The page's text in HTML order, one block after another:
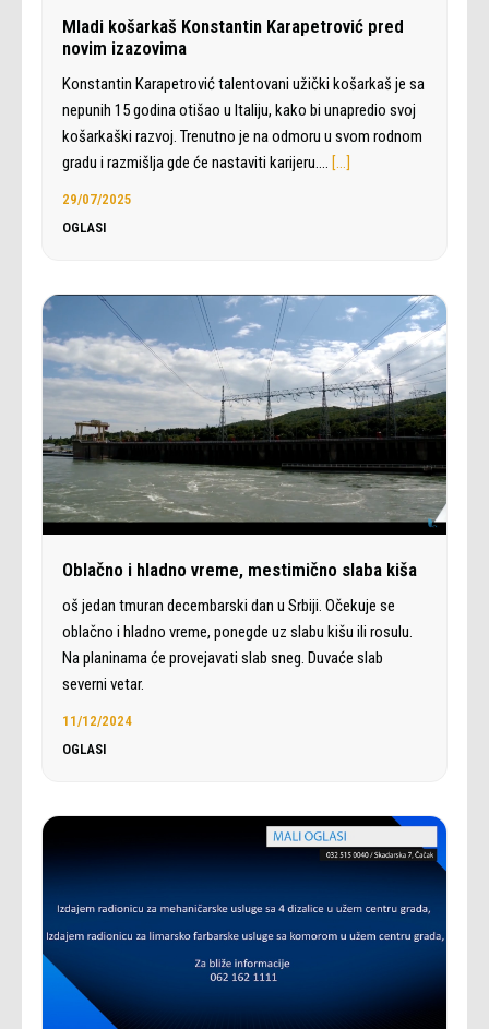
Mladi košarkaš Konstantin Karapetrović pred
novim izazovima
Konstantin Karapetrović talentovani užički košarkaš je sa
nepunih 15 godina otišao u Italiju, kako bi unapredio svoj
košarkaški razvoj. Trenutno je na odmoru u svom rodnom
gradu i razmišlja gde će nastaviti karijeru.… […]
29/07/2025
OGLASI
Oblačno i hladno vreme, mestimično slaba kiša
oš jedan tmuran decembarski dan u Srbiji. Očekuje se
oblačno i hladno vreme, ponegde uz slabu kišu ili rosulu.
Na planinama će provejavati slab sneg. Duvaće slab
severni vetar.
11/12/2024
OGLASI